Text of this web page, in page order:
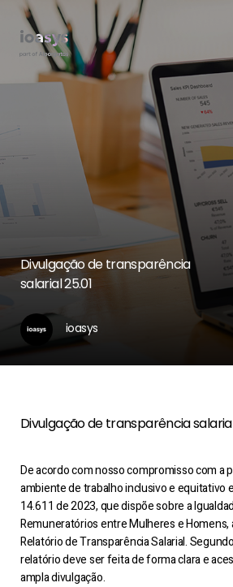
Divulgação de transparência
salarial 25.01
ioasys
Divulgação de transparência salarial
De acordo com nosso compromisso com a
ambiente de trabalho inclusivo e equitativo
14.611 de 2023, que dispõe sobre a
Remuneratórios entre Mulheres e Homens,
Relatório de Transparência Salarial.
relatório deve ser feita de forma clara e
ampla divulgação.